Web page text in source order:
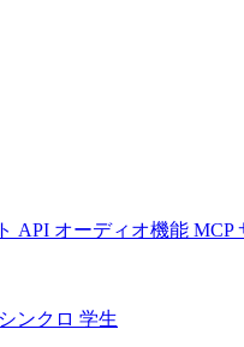
API オーディオ機能 MCP
ンクロ 学生